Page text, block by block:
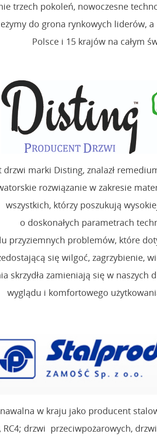
trzech pokoleń, nowoczesne
do grona rynkowych liderów,
Polsce i 15 krajów na całym
drzwi marki Disting, znalazł
rozwiązanie w zakresie
wszystkich, którzy poszukują
o doskonałych parametrach
przyziemnych problemów, które
się wilgoć, zagrzybienie,
skrzydła zamieniają się w naszych
wyglądu i komfortowego
w kraju jako producent
drzwi przeciwpożarowych,